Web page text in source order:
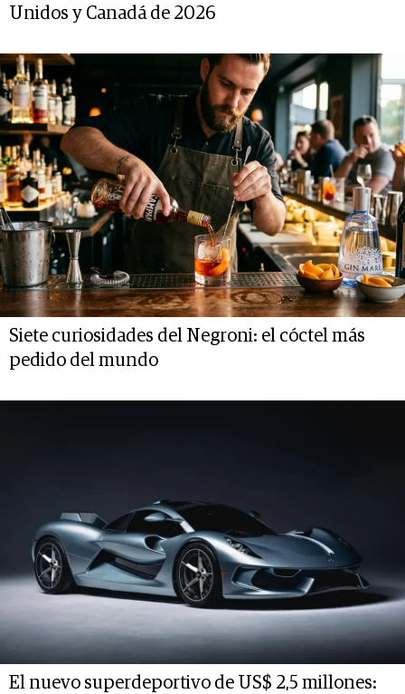
Unidos y Canadá de 2026
Siete curiosidades del Negroni: el cóctel más
pedido del mundo
El nuevo superdeportivo de US$ 2,5 millones: